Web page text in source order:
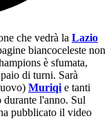
che vedrà la Lazio
biancoceleste non
è sfumata,
di turni. Sarà
Muriqi e tanti
l'anno. Sul
pubblicato il video